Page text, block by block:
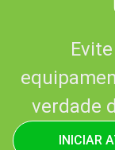
verdade
INICIAR